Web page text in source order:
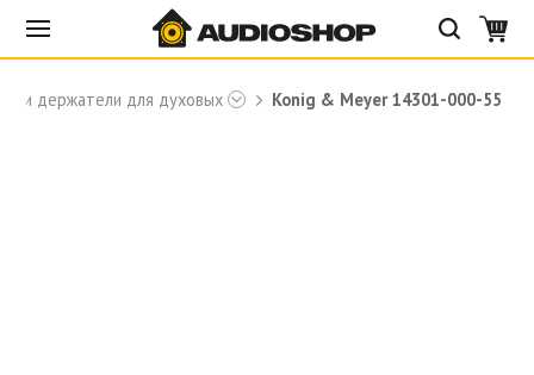
и держатели для духовых Konig & Meyer 14301-000-55